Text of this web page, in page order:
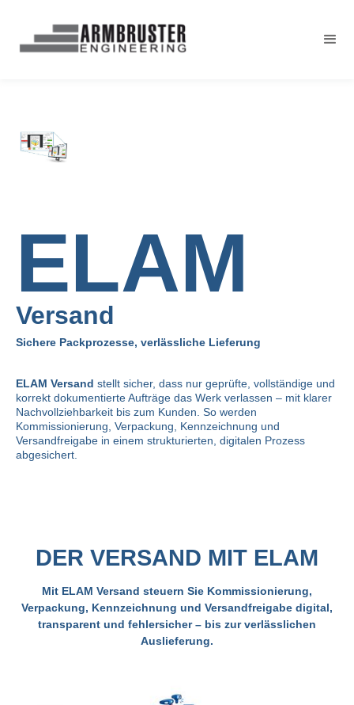
ELAM
Versand
Sichere Packprozesse, verlässliche Lieferung
ELAM Versand stellt sicher, dass nur geprüfte, vollständige und
korrekt dokumentierte Aufträge das Werk verlassen – mit klarer
Nachvollziehbarkeit bis zum Kunden. So werden
Kommissionierung, Verpackung, Kennzeichnung und
Versandfreigabe in einem strukturierten, digitalen Prozess
abgesichert.
DER VERSAND MIT ELAM
Mit ELAM Versand steuern Sie Kommissionierung,
Verpackung, Kennzeichnung und Versandfreigabe digital,
transparent und fehlersicher – bis zur verlässlichen
Auslieferung.